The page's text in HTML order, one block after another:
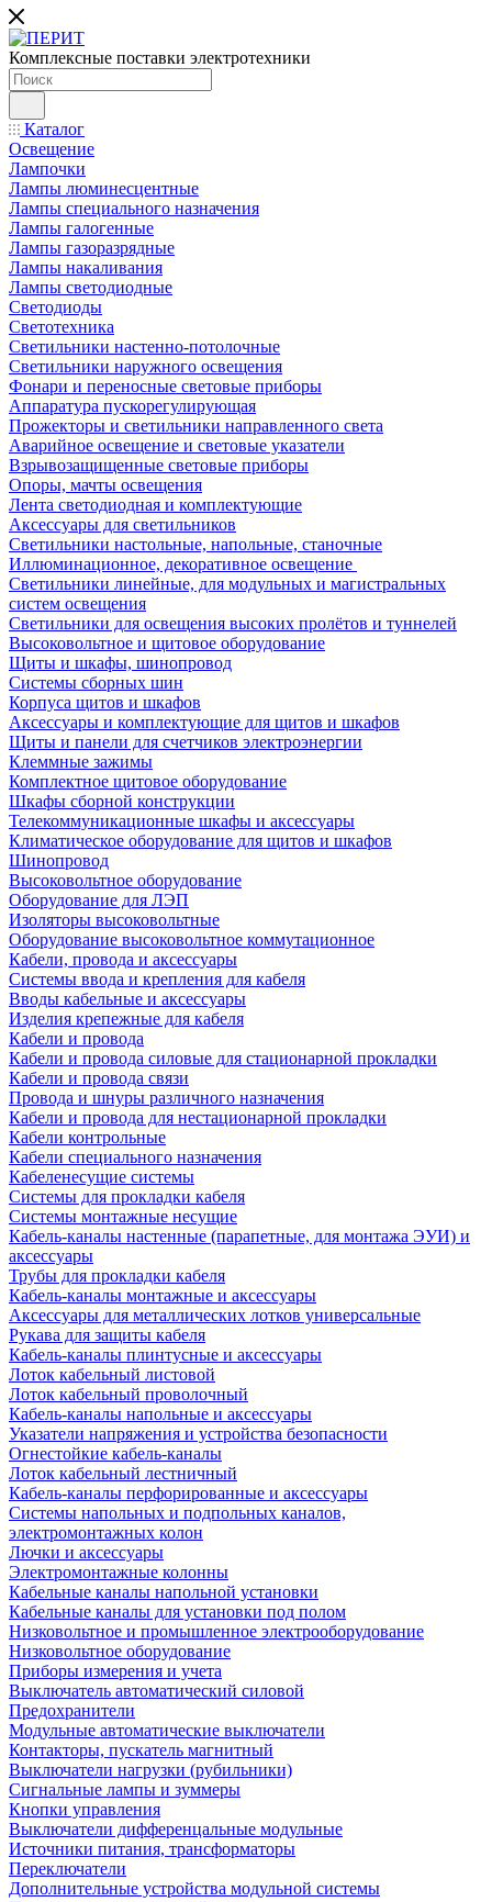
Комплексные поставки электротехники
Каталог
Освещение
Лампочки
Лампы люминесцентные
Лампы специального назначения
Лампы галогенные
Лампы газоразрядные
Лампы накаливания
Лампы светодиодные
Светодиоды
Светотехника
Светильники настенно-потолочные
Светильники наружного освещения
Фонари и переносные световые приборы
Аппаратура пускорегулирующая
Прожекторы и светильники направленного света
Аварийное освещение и световые указатели
Взрывозащищенные световые приборы
Опоры, мачты освещения
Лента светодиодная и комплектующие
Аксессуары для светильников
Светильники настольные, напольные, станочные
Иллюминационное, декоративное освещение
Светильники линейные, для модульных и магистральных
систем освещения
Светильники для освещения высоких пролётов и туннелей
Высоковольтное и щитовое оборудование
Щиты и шкафы, шинопровод
Системы сборных шин
Корпуса щитов и шкафов
Аксессуары и комплектующие для щитов и шкафов
Щиты и панели для счетчиков электроэнергии
Клеммные зажимы
Комплектное щитовое оборудование
Шкафы сборной конструкции
Телекоммуникационные шкафы и аксессуары
Климатическое оборудование для щитов и шкафов
Шинопровод
Высоковольтное оборудование
Оборудование для ЛЭП
Изоляторы высоковольтные
Оборудование высоковольтное коммутационное
Кабели, провода и аксессуары
Системы ввода и крепления для кабеля
Вводы кабельные и аксессуары
Изделия крепежные для кабеля
Кабели и провода
Кабели и провода силовые для стационарной прокладки
Кабели и провода связи
Провода и шнуры различного назначения
Кабели и провода для нестационарной прокладки
Кабели контрольные
Кабели специального назначения
Кабеленесущие системы
Системы для прокладки кабеля
Системы монтажные несущие
Кабель-каналы настенные (парапетные, для монтажа ЭУИ) и
аксессуары
Трубы для прокладки кабеля
Кабель-каналы монтажные и аксессуары
Аксессуары для металлических лотков универсальные
Рукава для защиты кабеля
Кабель-каналы плинтусные и аксессуары
Лоток кабельный листовой
Лоток кабельный проволочный
Кабель-каналы напольные и аксессуары
Указатели напряжения и устройства безопасности
Огнестойкие кабель-каналы
Лоток кабельный лестничный
Кабель-каналы перфорированные и аксессуары
Системы напольных и подпольных каналов,
электромонтажных колон
Лючки и аксессуары
Электромонтажные колонны
Кабельные каналы напольной установки
Кабельные каналы для установки под полом
Низковольтное и промышленное электрооборудование
Низковольтное оборудование
Приборы измерения и учета
Выключатель автоматический силовой
Предохранители
Модульные автоматические выключатели
Контакторы, пускатель магнитный
Выключатели нагрузки (рубильники)
Сигнальные лампы и зуммеры
Кнопки управления
Выключатели дифференцальные модульные
Источники питания, трансформаторы
Переключатели
Дополнительные устройства модульной системы